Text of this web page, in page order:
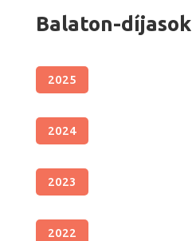
Balaton-díjasok
2025
2024
2023
2022